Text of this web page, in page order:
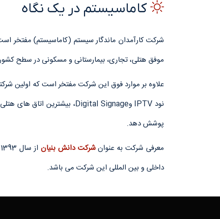
کاماسیستم در یک نگاه
موفق هتلی، تجاری، بیمارستانی و مسکونی در سطح
پوشش دهد.
معرفی شرکت به عنوانشرکت دانش بنیان از سال 1393 طی 12 سال متوالی توسط معاونت علمی و فناوری ریاست جمهور و قرارداد همکاری با شرکتهای
داخلی و بین المللی این شرکت می باشد.